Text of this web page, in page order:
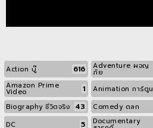
Action บู๊ 616 Adventure ผจญ
ภัย
Amazon Prime
Video 1 Animation การ์ตูน
Biography ชีวิตจริง 43 Comedy ตลก
DC 5 Documentary